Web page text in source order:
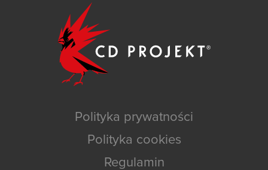
Polityka prywatności
Polityka cookies
Regulamin